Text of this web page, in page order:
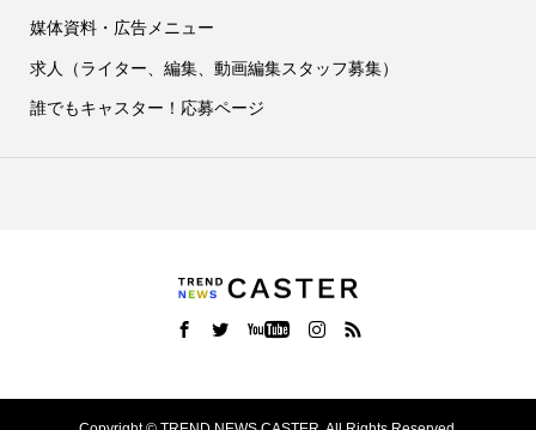
媒体資料・広告メニュー
求人（ライター、編集、動画編集スタッフ募集）
誰でもキャスター！応募ページ